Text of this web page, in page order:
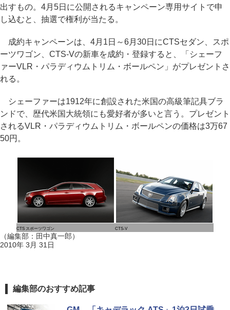
出すもの。4月5日に公開されるキャンペーン専用サイトで申
し込むと、抽選で権利が当たる。
成約キャンペーンは、4月1日～6月30日にCTSセダン、スポ
ーツワゴン、CTS-Vの新車を成約・登録すると、「シェーフ
ァーVLR・パラディウムトリム・ボールペン」がプレゼントさ
れる。
シェーファーは1912年に創設された米国の高級筆記具ブラ
ンドで、歴代米国大統領にも愛好者が多いと言う。プレゼント
されるVLR・パラディウムトリム・ボールペンの価格は3万67
50円。
CTS スポーツワゴン CTS-V
（編集部：田中真一郎）
2010年 3月 31日
編集部のおすすめ記事